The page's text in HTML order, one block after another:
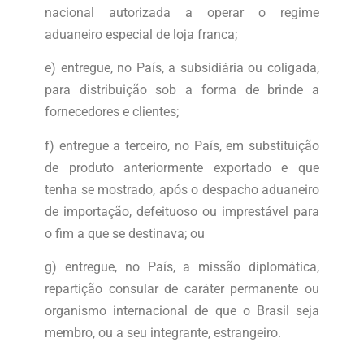
nacional autorizada a operar o regime
aduaneiro especial de loja franca;
e) entregue, no País, a subsidiária ou coligada,
para distribuição sob a forma de brinde a
fornecedores e clientes;
f) entregue a terceiro, no País, em substituição
de produto anteriormente exportado e que
tenha se mostrado, após o despacho aduaneiro
de importação, defeituoso ou imprestável para
o fim a que se destinava; ou
g) entregue, no País, a missão diplomática,
repartição consular de caráter permanente ou
organismo internacional de que o Brasil seja
membro, ou a seu integrante, estrangeiro.